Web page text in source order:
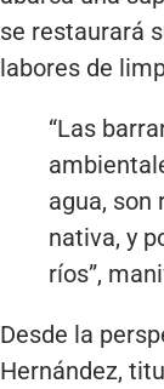
se restaurará
labores de
“Las
agua, son
nativa, y
ríos”,
Desde la
Hernández,